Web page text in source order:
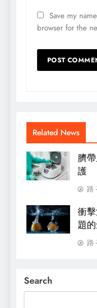
Save my
browser for the
Related News
臍
護
路
衝
題
路
Search